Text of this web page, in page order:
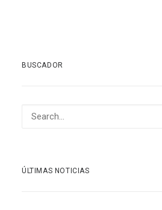
BUSCADOR
ÚLTIMAS NOTICIAS